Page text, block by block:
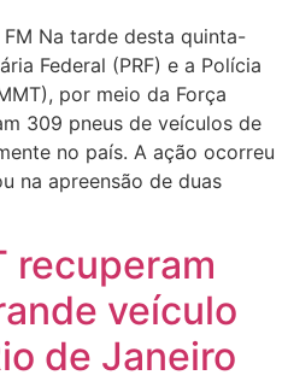
FM Na tarde desta quinta-
Federal (PRF) e a Polícia
por meio da Força
309 pneus de veículos de
no país. A ação ocorreu
na apreensão de duas
recuperam
veículo
de Janeiro